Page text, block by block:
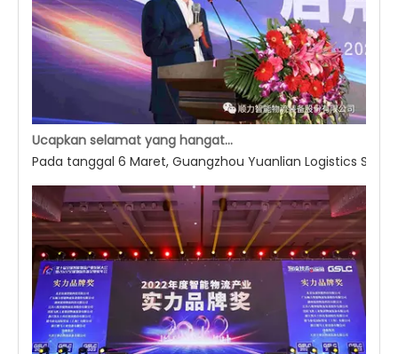
Ucapkan selamat yang hangat atas Upacara Pembukaan Gudang Yuanlian Logistics Intelligent Automation Tahap II.
Pada tanggal 6 Maret, Guangzhou Yuanlian Logistics